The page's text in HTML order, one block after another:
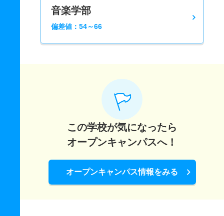
音楽学部
偏差値：54～66
この学校が気になったら
オープンキャンパスへ！
オープンキャンパス情報をみる